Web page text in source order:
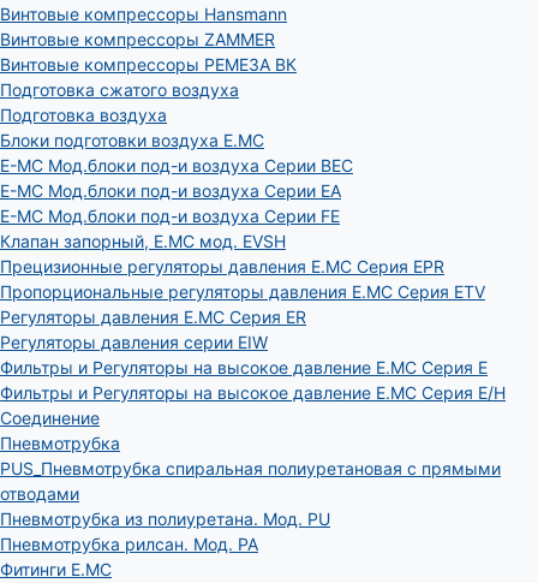
Винтовые компрессоры Hansmann
Винтовые компрессоры ZAMMER
Винтовые компрессоры РЕМЕЗА ВК
Подготовка сжатого воздуха
Подготовка воздуха
Блоки подготовки воздуха E.MC
E-MC Мод.блоки под-и воздуха Серии BEC
E-MC Мод.блоки под-и воздуха Серии EA
E-MC Мод.блоки под-и воздуха Серии FE
Клапан запорный, E.MC мод. EVSH
Прецизионные регуляторы давления E.MC Серия EPR
Пропорциональные регуляторы давления E.MC Серия ETV
Регуляторы давления E.MC Серия ER
Регуляторы давления серии EIW
Фильтры и Регуляторы на высокое давление E.MC Серия E
Фильтры и Регуляторы на высокое давление E.MC Серия E/H
Соединение
Пневмотрубка
PUS_Пневмотрубка спиральная полиуретановая с прямыми
отводами
Пневмотрубка из полиуретана. Мод. РU
Пневмотрубка рилсан. Мод. PA
Фитинги E.MC